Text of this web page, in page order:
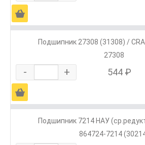
Ä
Подшипник 27308 (31308) /
27308
- + 544 ₽
Ä
Подшипник 7214 НАУ
864724-7214